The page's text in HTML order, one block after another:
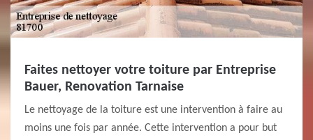
Faites nettoyer votre toiture par Entreprise
Bauer, Renovation Tarnaise
Le nettoyage de la toiture est une intervention à faire au
moins une fois par année. Cette intervention a pour but